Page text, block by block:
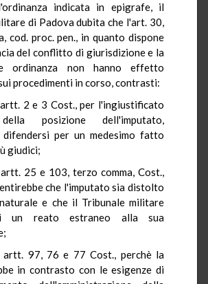
indicata in epigrafe, il
di Padova dubita che l'art. 30,
cod. proc. pen., in quanto dispone
del conflitto di giurisdizione e la
ordinanza non hanno effetto
procedimenti in corso, contrasti:
2 e 3 Cost., per l'ingiustificato
posizione dell'imputato,
per un medesimo fatto
giudici;
25 e 103, terzo comma, Cost.,
che l'imputato sia distolto
e che il Tribunale militare
un reato estraneo alla sua
97, 76 e 77 Cost., perchè la
in contrasto con le esigenze di